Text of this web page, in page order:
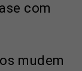
com
mudem